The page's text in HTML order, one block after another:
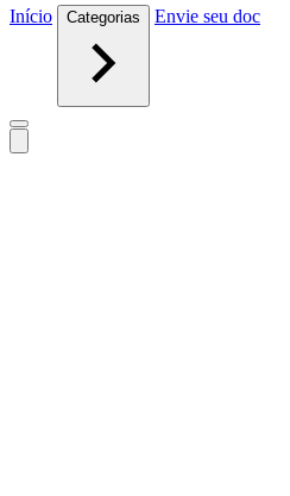
Início Categorias Envie seu doc